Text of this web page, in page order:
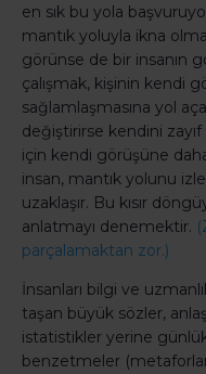
en sık bu yola
mantık yoluyla ikna
görünse de bir insanın
çalışmak, kişinin kendi
sağlamlaşmasına yol
değiştirirse kendini
için kendi görüşüne
insan, mantık yolunu
uzaklaşır. Bu kısır
anlatmayı denemektir.
parçalamaktan zor.)
İnsanları bilgi ve
taşan büyük sözler,
istatistikler yerine
benzetmeler